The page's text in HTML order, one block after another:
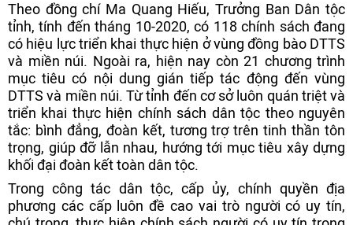
Theo đồng chí Ma Quang Hiếu, Trưởng Ban Dân tộc
tỉnh, tính đến tháng 10-2020, có 118 chính sách đang
có hiệu lực triển khai thực hiện ở vùng đồng bào DTTS
và miền núi. Ngoài ra, hiện nay còn 21 chương trình
mục tiêu có nội dung gián tiếp tác động đến vùng
DTTS và miền núi. Từ tỉnh đến cơ sở luôn quán triệt và
triển khai thực hiện chính sách dân tộc theo nguyên
tắc: bình đẳng, đoàn kết, tương trợ trên tinh thần tôn
trọng, giúp đỡ lẫn nhau, hướng tới mục tiêu xây dựng
khối đại đoàn kết toàn dân tộc.
Trong công tác dân tộc, cấp ủy, chính quyền địa
phương các cấp luôn đề cao vai trò người có uy tín,